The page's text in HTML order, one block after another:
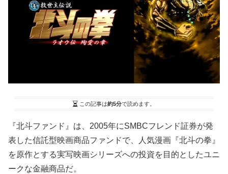
この記事は約5分で読めます。
『北斗ファンド』は、2005年にSMBCフレンド証券が発
表した信託型映画商品ファンドで、人気漫画『北斗の拳』
を原作とする実写映画シリーズへの投資を目的としたユニ
ークな金融商品だ。